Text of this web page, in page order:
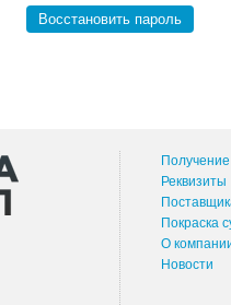
Восстановить пароль
Реквизиты
Покраска
О
Новости